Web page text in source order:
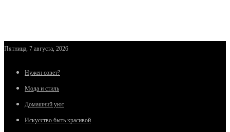
Пятница, 7 августа, 2026
Нужен совет?
Мода и стиль
Домашний уют
Искусство быть красивой